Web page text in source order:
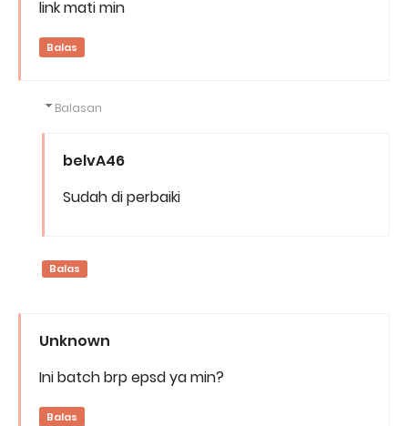
link mati min
Balas
Balasan
belvA46
Sudah di perbaiki
Balas
Unknown
Ini batch brp epsd ya min?
Balas